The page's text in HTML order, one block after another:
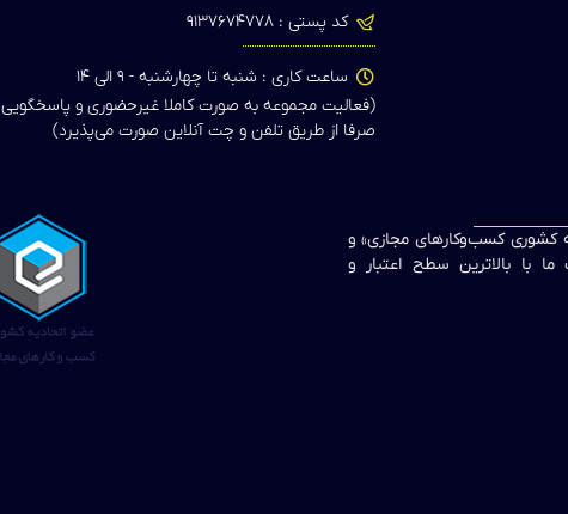
کد پستی : ۹۱۳۷۶۷۴۷۷۸
ساعت کاری : شنبه تا چهارشنبه - ۹ الی ۱۴
(فعالیت مجموعه به صورت کاملا غیرحضوری و پاسخگویی
صرفا از طریق تلفن و چت آنلاین صورت می‌پذیرد)
کشوری کسب‌وکارهای مجازی» و
با بالاترین سطح اعتبار و